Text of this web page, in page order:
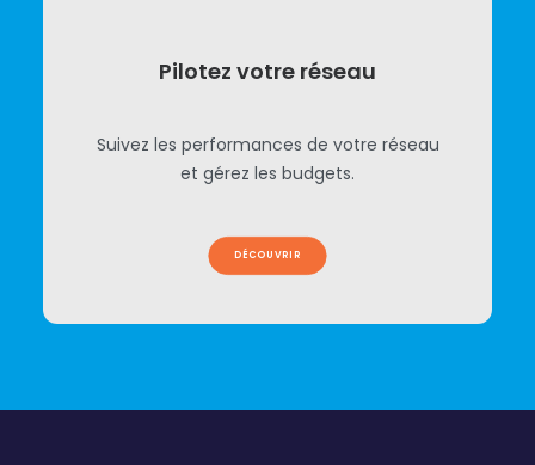
Pilotez votre réseau
Suivez les performances de votre réseau
et gérez les budgets.
DÉCOUVRIR